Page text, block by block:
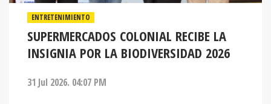
ENTRETENIMIENTO
SUPERMERCADOS COLONIAL RECIBE LA
INSIGNIA POR LA BIODIVERSIDAD 2026
31 Jul 2026. 04:07 PM